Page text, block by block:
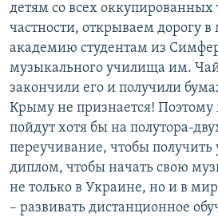
детям со всех оккупированных
частности, открываем дорогу
академию студентам из
музыкального училища им.
закончили его и получили
Крыму не признается!
пойдут хотя бы на полутора-
переучивание, чтобы
диплом, чтобы начать свою
не только в Украине, но и в
– развивать дистанционное